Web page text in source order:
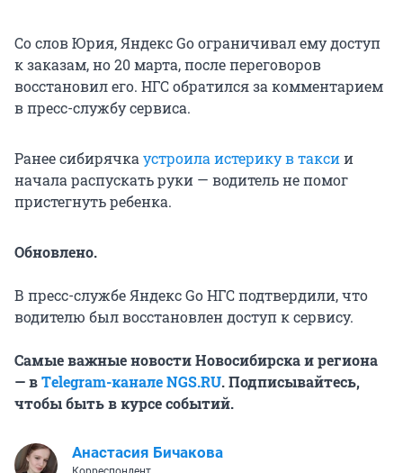
Со слов Юрия, Яндекс Go ограничивал ему доступ
к заказам, но 20 марта, после переговоров
восстановил его. НГС обратился за комментарием
в пресс-службу сервиса.
Ранее сибирячкаустроила истерику в таксии
начала распускать руки — водитель не помог
пристегнуть ребенка.
Обновлено.
В пресс-службе Яндекс Go НГС подтвердили, что
водителю был восстановлен доступ к сервису.
Самые важные новости Новосибирска и региона
— вТelegram-канале NGS.RU. Подписывайтесь,
чтобы быть в курсе событий.
Анастасия Бичакова